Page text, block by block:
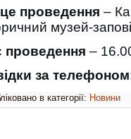
проведення –
музей-
проведення –
за
в категорії: Новини